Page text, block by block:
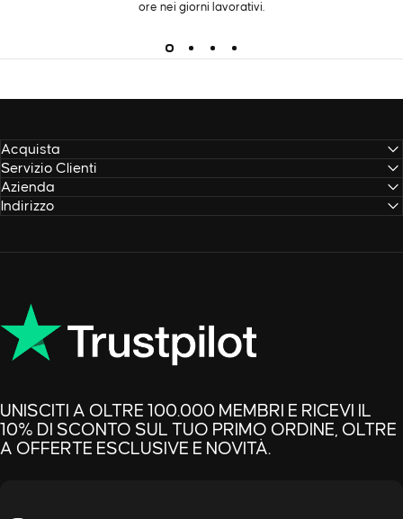
ore nei giorni lavorativi.
Acquista
Servizio Clienti
Azienda
Indirizzo
UNISCITI A OLTRE 100.000 MEMBRI E RICEVI IL
10% DI SCONTO SUL TUO PRIMO ORDINE, OLTRE
A OFFERTE ESCLUSIVE E NOVITÀ.